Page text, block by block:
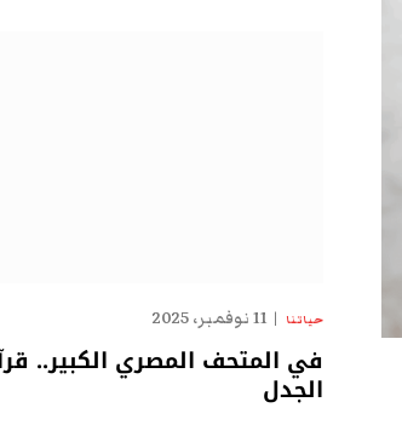
حياتنا 11 نوفمبر، 2025
في المتحف المصري الكبير..
الجدل